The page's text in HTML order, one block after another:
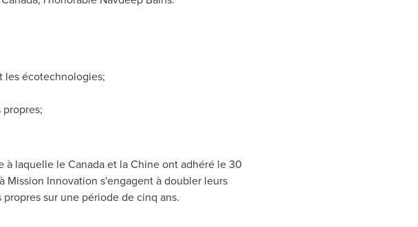
les écotechnologies;
laquelle le Canada et la Chine ont adhéré le 30
Mission Innovation s'engagent à doubler leurs
sur une période de cinq ans.